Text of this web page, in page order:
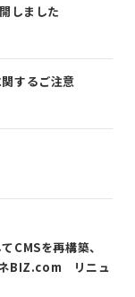
しました
するご注意
を再構築、
ネBIZ.com リニュ